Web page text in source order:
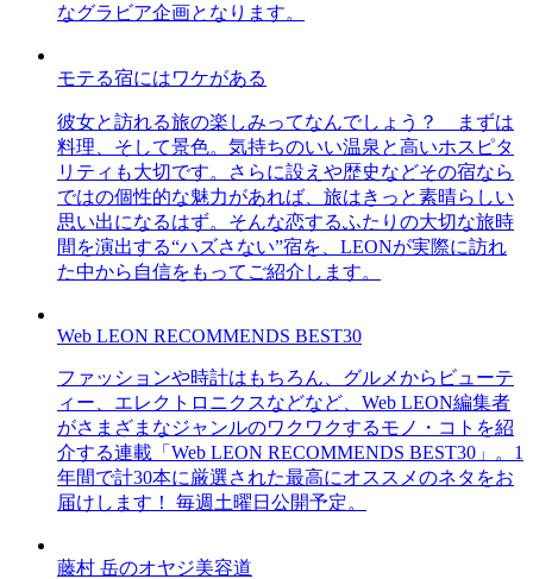
なグラビア企画となります。
モテる宿にはワケがある
彼女と訪れる旅の楽しみってなんでしょう？ まずは
料理、そして景色。気持ちのいい温泉と高いホスピタ
リティも大切です。さらに設えや歴史などその宿なら
ではの個性的な魅力があれば、旅はきっと素晴らしい
思い出になるはず。そんな恋するふたりの大切な旅時
間を演出する“ハズさない”宿を、LEONが実際に訪れ
た中から自信をもってご紹介します。
Web LEON RECOMMENDS BEST30
ファッションや時計はもちろん、グルメからビューテ
ィー、エレクトロニクスなどなど、Web LEON編集者
がさまざまなジャンルのワクワクするモノ・コトを紹
介する連載「Web LEON RECOMMENDS BEST30」。1
年間で計30本に厳選された最高にオススメのネタをお
届けします！ 毎週土曜日公開予定。
藤村 岳のオヤジ美容道